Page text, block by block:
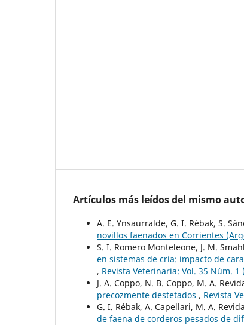
Artículos más leídos del mismo
A. E. Ynsaurralde, G. I. Rébak, S.
novillos faenados en Corrientes
S. I. Romero Monteleone, J. M.
en sistemas de cría: impacto de
, Revista Veterinaria: Vol. 35 Núm. 1
J. A. Coppo, N. B. Coppo, M. A.
precozmente destetados , Revista
G. I. Rébak, A. Capellari, M. A.
de faena de corderos pesados de